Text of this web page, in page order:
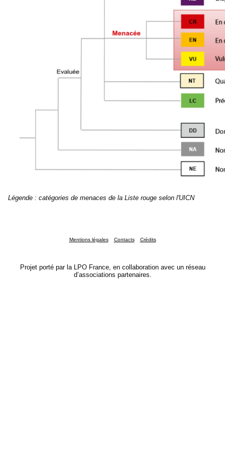
Légende : catégories de menaces de la Liste rouge selon l'UICN
Mentions légales Contacts Crédits
Projet porté par la LPO France, en collaboration avec un réseau
d’associations partenaires.